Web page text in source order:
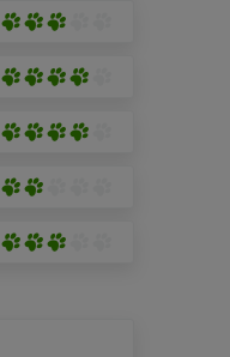
sur
(4
sur
Moyennement
(4
sur
Très
(4
sur
Très
(4
sur
Peu
(2
Moyennement